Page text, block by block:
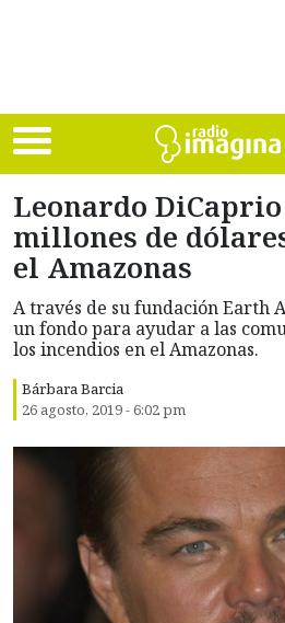
Leonardo
millones de
el Amazonas
A través de su fundación Earth
un fondo para ayudar a las
los incendios en el Amazonas.
Bárbara Barcia
26 agosto, 2019 - 6:02 pm